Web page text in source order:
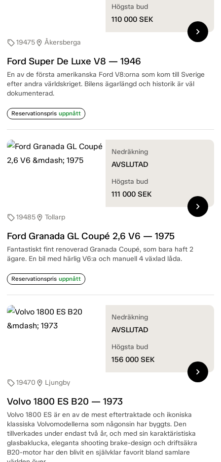
sell19475location_on Åkersberga
Ford Super De Luxe V8 — 1946
En av de första amerikanska Ford V8:orna som kom till Sverige
efter andra världskriget. Bilens ägarlängd och historik är väl
dokumenterad.
Reservationspris uppnått
Högsta bud
110 000 SEK
chevron_right
sell19485location_on Tollarp
Ford Granada GL Coupé 2,6 V6 — 1975
Fantastiskt fint renoverad Granada Coupé, som bara haft 2
ägare. En bil med härlig V6:a och manuell 4 växlad låda.
Reservationspris uppnått
Nedräkning
AVSLUTAD
Högsta bud
111 000 SEK
chevron_right
sell19470 location_on Ljungby
Volvo 1800 ES B20 — 1973
Volvo 1800 ES är en av de mest eftertraktade och ikoniska
klassiska Volvomodellerna som någonsin har byggts. Den
tillverkades under endast två år, och med sin karaktäristiska
glasbaklucka, eleganta shooting brake-design och driftsäkra
B20-motor har den blivit en självklar favorit bland samlare
Nedräkning
AVSLUTAD
Högsta bud
156 000 SEK
chevron_right